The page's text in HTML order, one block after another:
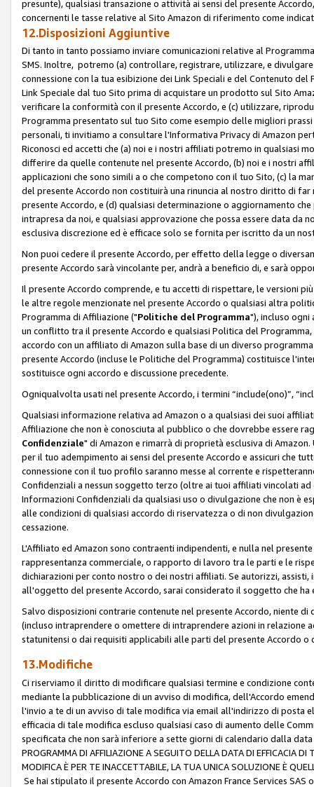
presunte), qualsiasi transazione o attività ai sensi del presente
concernenti le tasse relative al Sito Amazon di riferimento come
12.Disposizioni Aggiuntive
Di tanto in tanto possiamo inviare comunicazioni relative al
SMS. Inoltre, potremo (a) controllare, registrare, utilizzare, e
connessione con la tua esibizione dei Link Speciali e del Contenuto
Link Speciale dal tuo Sito prima di acquistare un prodotto sul Sito
verificare la conformità con il presente Accordo, e (c) utilizzare,
Programma presentato sul tuo Sito come esempio delle migliori
personali, ti invitiamo a consultare l'Informativa Privacy di Amazon
Riconosci ed accetti che (a) noi e i nostri affiliati potremo in qualsiasi
differire da quelle contenute nel presente Accordo, (b) noi e i nostri
applicazioni che sono simili a o che competono con il tuo Sito, (c) la
del presente Accordo non costituirà una rinuncia al nostro diritto di
presente Accordo, e (d) qualsiasi determinazione o aggiornamento
intrapresa da noi, e qualsiasi approvazione che possa essere data
esclusiva discrezione ed è efficace solo se fornita per iscritto da un
Non puoi cedere il presente Accordo, per effetto della legge o
presente Accordo sarà vincolante per, andrà a beneficio di, e sarà
Il presente Accordo comprende, e tu accetti di rispettare, le versioni
le altre regole menzionate nel presente Accordo o qualsiasi altra
Programma di Affiliazione ("Politiche del Programma"), incluso
un conflitto tra il presente Accordo e qualsiasi Politica del
accordo con un affiliato di Amazon sulla base di un diverso
presente Accordo (incluse le Politiche del Programma) costituisce
sostituisce ogni accordo e discussione precedente.
Ogniqualvolta usati nel presente Accordo, i termini “include(ono)”,
Qualsiasi informazione relativa ad Amazon o a qualsiasi dei suoi
Affiliazione che non è conosciuta al pubblico o che dovrebbe essere
Confidenziale" di Amazon e rimarrà di proprietà esclusiva di
per il tuo adempimento ai sensi del presente Accordo e assicuri che
connessione con il tuo profilo saranno messe al corrente e
Confidenziali a nessun soggetto terzo (oltre ai tuoi affiliati vincolati
Informazioni Confidenziali da qualsiasi uso o divulgazione che non è
alle condizioni di qualsiasi accordo di riservatezza o di non
cessazione.
L'Affiliato ed Amazon sono contraenti indipendenti, e nulla nel
rappresentanza commerciale, o rapporto di lavoro tra le parti e le
dichiarazioni per conto nostro o dei nostri affiliati. Se autorizzi,
all'oggetto del presente Accordo, sarai considerato il soggetto che
Salvo disposizioni contrarie contenute nel presente Accordo, niente
(incluso intraprendere o omettere di intraprendere azioni in relazione
statunitensi o dai requisiti applicabili alle parti del presente Accordo o
13.Modifiche
Ci riserviamo il diritto di modificare qualsiasi termine e condizione
mediante la pubblicazione di un avviso di modifica, dell'Accordo
l'invio a te di un avviso di tale modifica via email all'indirizzo di
efficacia di tale modifica escluso qualsiasi caso di aumento delle
specificata che non sarà inferiore a sette giorni di calendario dalla data
PROGRAMMA DI AFFILIAZIONE A SEGUITO DELLA DATA DI EFFICACIA
MODIFICA È PER TE INACCETTABILE, LA TUA UNICA SOLUZIONE È
Se hai stipulato il presente Accordo con Amazon France Services